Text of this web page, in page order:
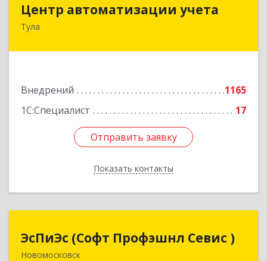
Центр автоматизации учета
Тула
Внедрений
1165
1С:Специалист
17
Отправить заявку
Показать контакты
300026, Тульская обл, Тула г, Ленина пр-кт, дом
Отправить заявку
Назад
ЭсПиЭс (Софт Профэшнл Севис )
Новомосковск
ЭсПиЭс (Софт Профэшнл Севис )
301659, Тульская обл, Новомосковский р-н,